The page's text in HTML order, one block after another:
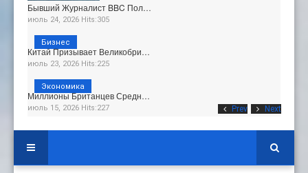
Prev Next
Бывший Журналист BBC Пол…
июль 24, 2026 Hits:305
Китай Призывает Великобри…
июль 23, 2026 Hits:225
Бизнес
Миллионы Британцев Средн…
июль 15, 2026 Hits:227
Экономика